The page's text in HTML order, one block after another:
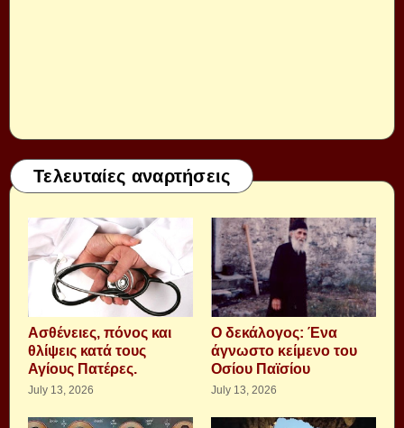
Τελευταίες αναρτήσεις
Aσθένειες, πόνος και
θλίψεις κατά τους
Αγίους Πατέρες.
July 13, 2026
Ο δεκάλογος: Ένα
άγνωστο κείμενο του
Οσίου Παϊσίου
July 13, 2026